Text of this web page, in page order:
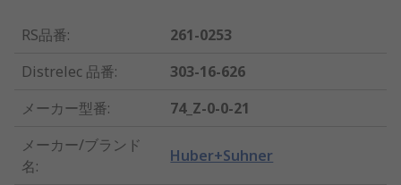
RS品番:
261-0253
Distrelec 品番:
303-16-626
メーカー型番:
74_Z-0-0-21
メーカー/ブランド
名:
Huber+Suhner